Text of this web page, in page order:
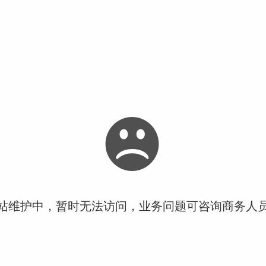
维护中，暂时无法访问，业务问题可咨询商务人